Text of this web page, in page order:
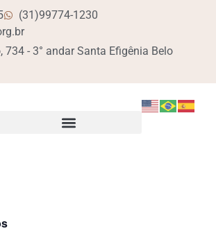
(31)99774-1230
734 - 3° andar Santa Efigênia Belo